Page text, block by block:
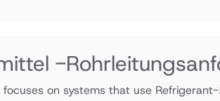
-
focuses on systems that use